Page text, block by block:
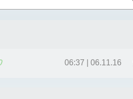
06.11.16 | 06:37